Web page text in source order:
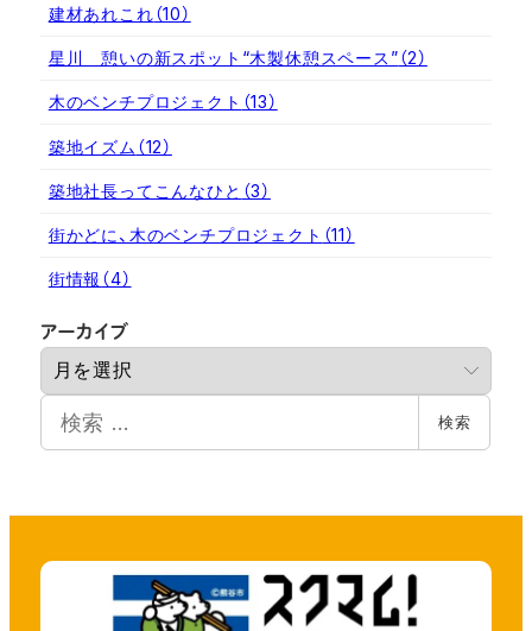
建材あれこれ（10）
星川 憩いの新スポット“木製休憩スペース”（2）
木のベンチプロジェクト （13）
築地イズム （12）
築地社長ってこんなひと （3）
街かどに、木のベンチプロジェクト （11）
街情報 （4）
アーカイブ
カ
検索